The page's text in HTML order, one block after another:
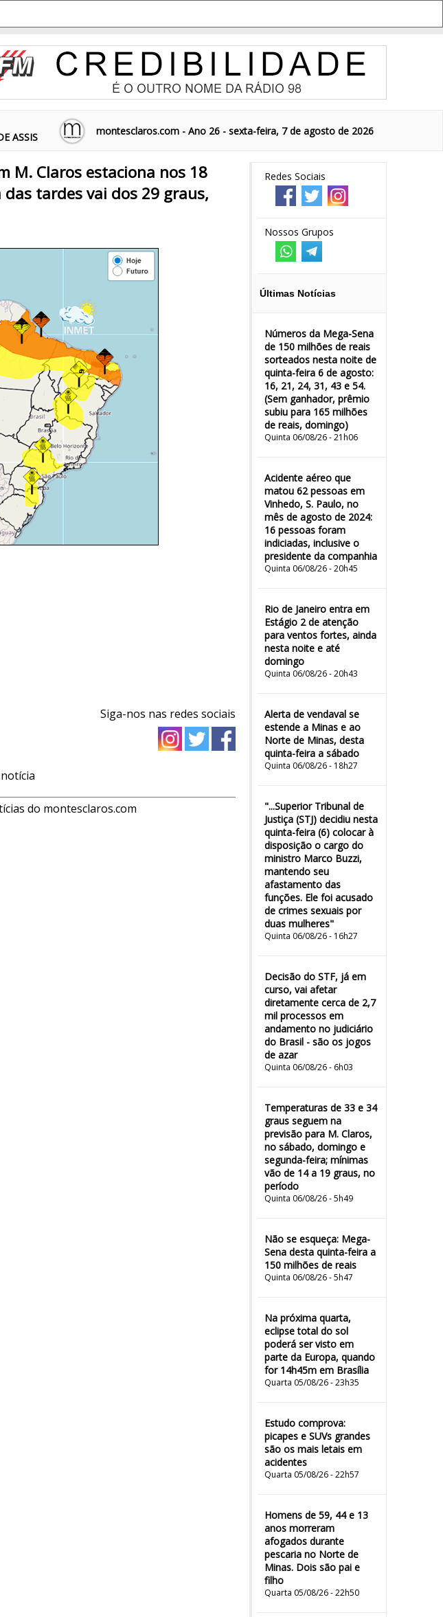
ASSIS
montesclaros.com - Ano 26 - sexta-feira, 7 de agosto de 2026
Redes Sociais
Nossos Grupos
Últimas Notícias
Números da Mega-Sena
de 150 milhões de reais
sorteados nesta noite de
quinta-feira 6 de agosto:
16, 21, 24, 31, 43 e 54.
(Sem ganhador, prêmio
subiu para 165 milhões
de reais, domingo)
Quinta 06/08/26 - 21h06
Acidente aéreo que
matou 62 pessoas em
Vinhedo, S. Paulo, no
mês de agosto de 2024:
16 pessoas foram
indiciadas, inclusive o
presidente da companhia
Quinta 06/08/26 - 20h45
Rio de Janeiro entra em
Estágio 2 de atenção
para ventos fortes, ainda
nesta noite e até
domingo
Quinta 06/08/26 - 20h43
Alerta de vendaval se
estende a Minas e ao
Norte de Minas, desta
quinta-feira a sábado
Quinta 06/08/26 - 18h27
"...Superior Tribunal de
Justiça (STJ) decidiu nesta
quinta-feira (6) colocar à
disposição o cargo do
ministro Marco Buzzi,
mantendo seu
afastamento das
funções. Ele foi acusado
de crimes sexuais por
duas mulheres"
Quinta 06/08/26 - 16h27
Decisão do STF, já em
curso, vai afetar
diretamente cerca de 2,7
mil processos em
andamento no judiciário
do Brasil - são os jogos
de azar
Quinta 06/08/26 - 6h03
Temperaturas de 33 e 34
graus seguem na
previsão para M. Claros,
no sábado, domingo e
segunda-feira; mínimas
vão de 14 a 19 graus, no
período
Quinta 06/08/26 - 5h49
Não se esqueça: Mega-
Sena desta quinta-feira a
150 milhões de reais
Quinta 06/08/26 - 5h47
Na próxima quarta,
eclipse total do sol
poderá ser visto em
parte da Europa, quando
for 14h45m em Brasília
Quarta 05/08/26 - 23h35
Estudo comprova:
picapes e SUVs grandes
são os mais letais em
acidentes
Quarta 05/08/26 - 22h57
Homens de 59, 44 e 13
anos morreram
afogados durante
pescaria no Norte de
Minas. Dois são pai e
filho
Quarta 05/08/26 - 22h50
M. Claros estaciona nos 18
tardes vai dos 29 graus,
Siga-nos nas redes sociais
do montesclaros.com